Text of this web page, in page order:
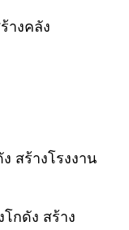
างคลัง
สร้างโรงงาน​
กดัง สร้าง